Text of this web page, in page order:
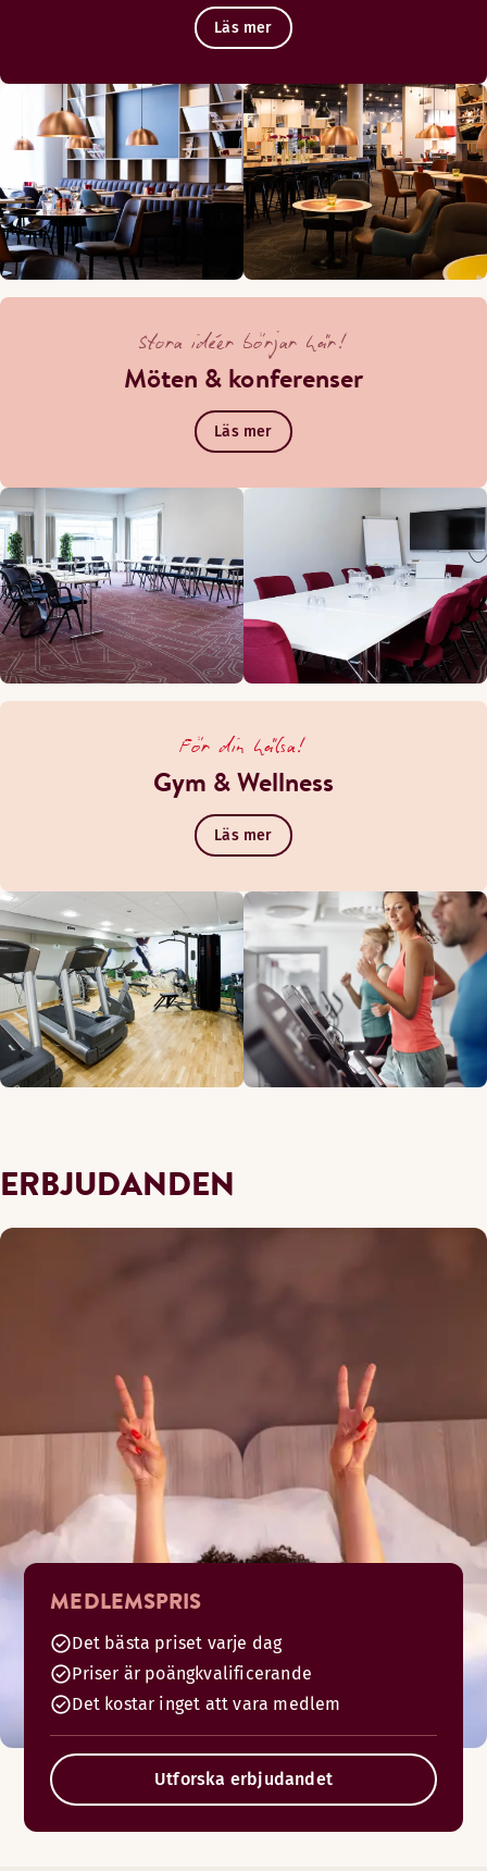
Läs mer
Stora idéer börjar här!
Möten & konferenser
Läs mer
För din hälsa!
Gym & Wellness
Läs mer
ERBJUDANDEN
MEDLEMSPRIS
Det bästa priset varje dag
Priser är poängkvalificerande
Det kostar inget att vara medlem
Utforska erbjudandet